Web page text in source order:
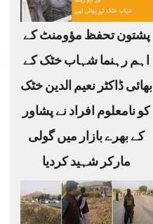
پشتون تحفظ مؤومنٹ کے
اہم رہنما شہاب خٹک کے
بھائی ڈاکٹر نعیم الدین خٹک
کو نامعلوم افراد نے پشاور
کے بھرے بازار میں گولی
مارکر شہید کردیا